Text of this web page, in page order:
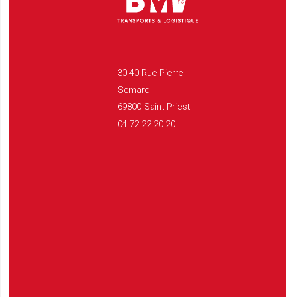
30-40 Rue Pierre
Semard
69800 Saint-Priest
04 72 22 20 20